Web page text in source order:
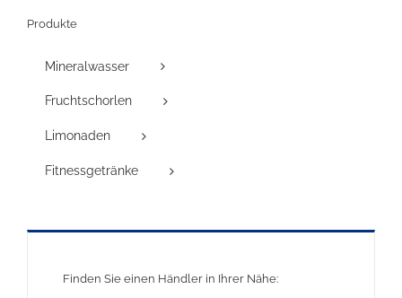
Produkte
Mineralwasser
Fruchtschorlen
Limonaden
Fitnessgetränke
Finden Sie einen Händler in Ihrer Nähe: